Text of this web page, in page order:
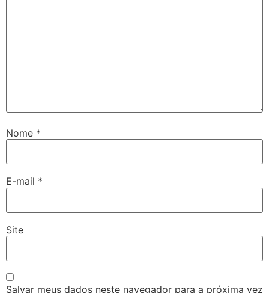
Nome *
E-mail *
Site
Salvar meus dados neste navegador para a próxima vez